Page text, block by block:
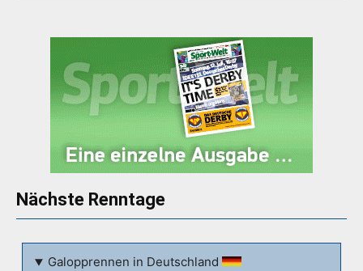
Nächste Renntage
Galopprennen in Deutschland